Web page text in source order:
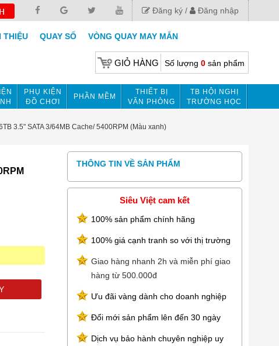
Đăng ký Đăng nhập
THIỆU QUAY SỐ VÒNG QUAY MAY MẮN
GIỎ HÀNG Số lượng 0sản phẩm
PHỤ KIỆN
ĐỒ CHƠI
PHẦN MỀM
THIẾT BỊ
VĂN PHÒNG
TB HỘI NGHỊ
TRƯỜNG HỌC
3.5" SATA 3/64MB Cache/ 5400RPM (Màu xanh)
THÔNG TIN VỀ SẢN PHẨM
Siêu Việt cam kết
100% sản phẩm chính hãng
100% giá cạnh tranh so với thị trường
Giao hàng nhanh 2h và miễn phí giao
hàng từ 500.000đ
Ưu đãi vàng dành cho doanh nghiệp
Đổi mới sản phẩm lên đến 30 ngày
Dịch vụ bảo hành chuyên nghiệp uy